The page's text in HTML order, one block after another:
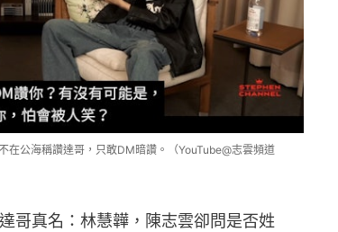
在公海稱讚達哥，只敢DM暗讚。（YouTube@志雲頻道
哥真名：林慧韡，陳志雲卻問是否姓